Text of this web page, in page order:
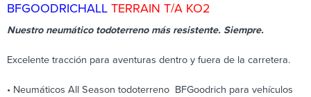
BFGOODRICHALL TERRAIN T/A KO2
Nuestro neumático todoterreno más resistente. Siempre.​​​​​​
Excelente tracción para aventuras dentro y fuera de la carretera.
• Neumáticos All Season todoterreno BFGoodrich para vehículos